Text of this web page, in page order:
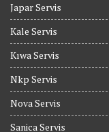
Japar Servis
Kale Servis
Kıwa Servis
Nkp Servis
Nova Servis
Sanica Servis